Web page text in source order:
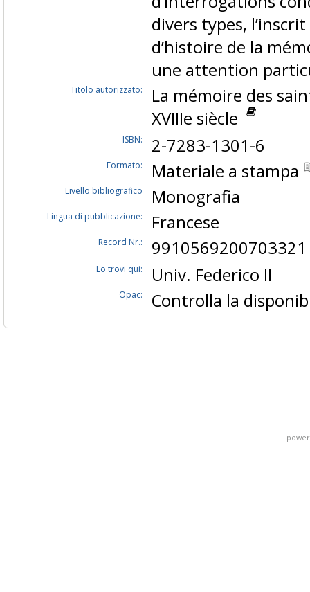
divers types,
d’histoire de la
une attention
Titolo autorizzato:
La mémoire des
XVIIIe siècle
ISBN: 2-7283-1301-6
Formato: Materiale a stampa
Livello bibliografico Monografia
Lingua di pubblicazione: Francese
Record Nr.: 9910569200703321
Lo trovi qui: Univ. Federico II
Opac: Controlla la